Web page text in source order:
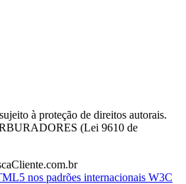
à proteção de direitos autorais.
(Lei 9610 de